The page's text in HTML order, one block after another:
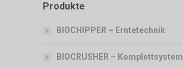
Produkte
BIOCHIPPER – Erntetechnik
BIOCRUSHER – Komplettsystem